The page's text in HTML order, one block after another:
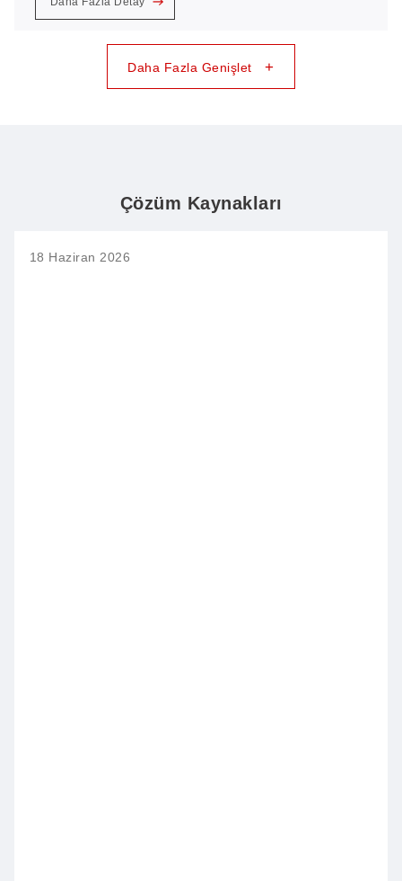
Daha Fazla Genişlet +
Çözüm Kaynakları
18 Haziran 2026